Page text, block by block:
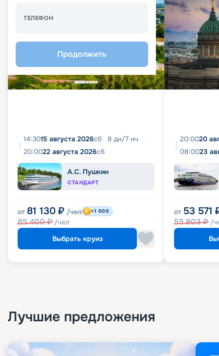
ТЕЛЕФОН
Продолжить
14:3015 августа 2026сб 8 дн/7 нч
20:0022 августа 2026сб
А.С. Пушкин
СТАНДАРТ
от 81 130 ₽ /чел
85 400₽ /чел
+1 000
Выбрать круиз
20:0020
08:0023
от 53 571
55 803₽ /
Лучшие предложения